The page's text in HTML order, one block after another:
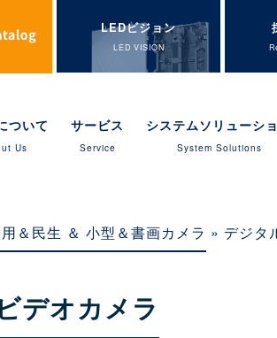
LEDビジョン
LED VISION
ついて
Us
サービス
Service
システムソリューシ
System Solutions
＆民生 ＆ 小型＆書画カメラ » デジタ
デオカメラ